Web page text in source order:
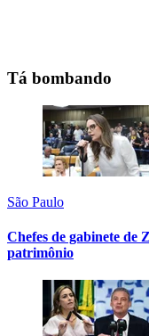
Tá bombando
São Paulo
Chefes de gabinete de
patrimônio